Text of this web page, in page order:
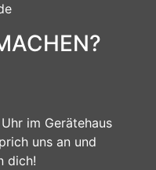
im Gerätehaus
uns an und
dich!